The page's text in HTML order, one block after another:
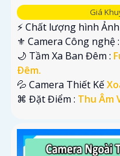
Giá
️⚡ Chất lượng hình Ảnh
⚜️ Camera Công nghệ :
🌙 Tầm Xa Ban Đêm :
Ðêm.
💦 Camera Thiết Kế
️⌘ Đặt Điểm : Thu Âm